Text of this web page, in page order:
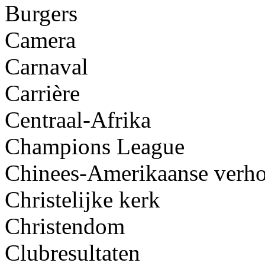
Burgers
Camera
Carnaval
Carrière
Centraal-Afrika
Champions League
Chinees-Amerikaanse
Christelijke kerk
Christendom
Clubresultaten